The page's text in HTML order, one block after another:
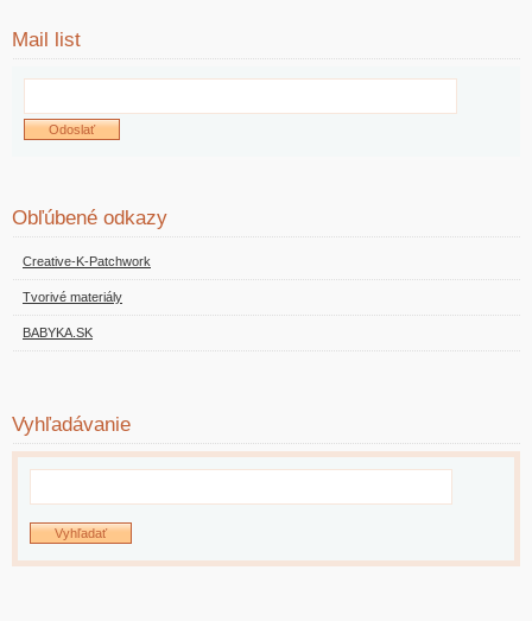
Mail list
Obľúbené odkazy
Creative-K-Patchwork
Tvorivé materiály
BABYKA.SK
Vyhľadávanie